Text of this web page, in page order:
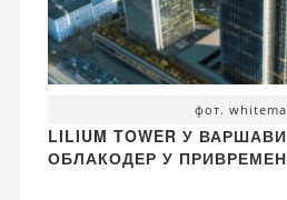
фот.
LILIUM TOWER У
ОБЛАКОДЕР У